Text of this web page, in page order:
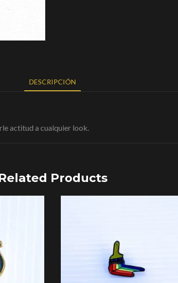
DESCRIPCIÓN
actitud a cualquier look.
Products